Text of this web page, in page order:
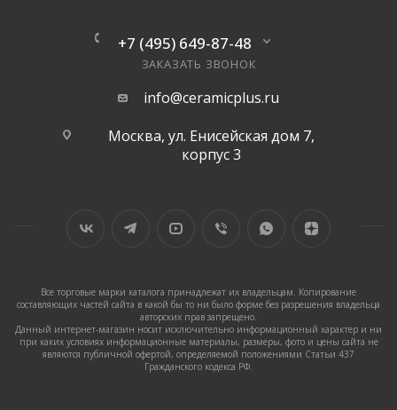
+7 (495) 649-87-48
ЗАКАЗАТЬ ЗВОНОК
info@ceramicplus.ru
Москва, ул. Енисейская дом 7,
корпус 3
Все торговые марки каталога принадлежат их владельцам. Копирование
составляющих частей сайта в какой бы то ни было форме без разрешения владельца
авторских прав запрещено.
Данный интернет-магазин носит исключительно информационный характер и ни
при каких условиях информационные материалы, размеры, фото и цены сайта не
являются публичной офертой, определяемой положениями Статьи 437
Гражданского кодекса РФ.